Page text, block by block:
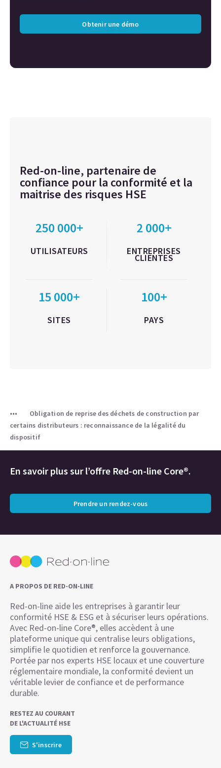
Obtenir une démo
Red-on-line, partenaire de
confiance pour la conformité et la
maitrise des risques HSE
250 000+
UTILISATEURS
2 000+
ENTREPRISES
CLIENTES
15 000+
SITES
100+
PAYS
Obligation de reprise des déchets de construction par
certains distributeurs : reconnaissance de la légalité du
dispositif
En savoir plus sur l’offre Red-on-line Core®.
Prendre un rendez-vous
A PROPOS DE RED-ON-LINE
Red-on-line aide les entreprises à garantir leur
conformité HSE & ESG et à sécuriser leurs opérations.
Avec Red-on-line Core®, elles accèdent à une
plateforme unique qui centralise leurs obligations,
simplifie le quotidien et renforce la gouvernance.
Portée par nos experts HSE locaux et une couverture
réglementaire mondiale, la conformité devient un
véritable levier de confiance et de performance
durable.
RESTEZ AU COURANT
DE L'ACTUALITÉ HSE
S'inscrire